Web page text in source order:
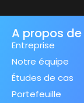
A propos
Entreprise
Notre équipe
Études de cas
Portefeuille